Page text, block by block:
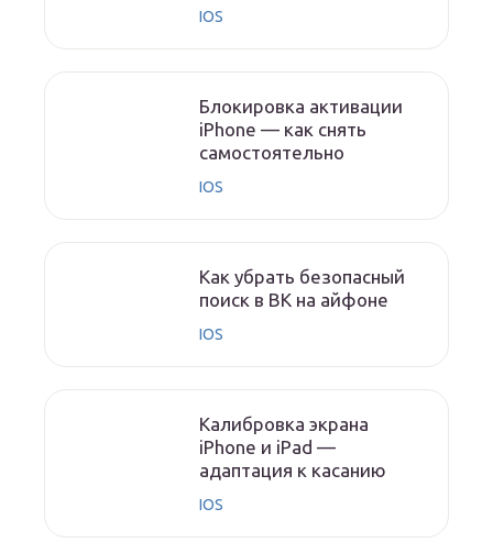
IOS
Блокировка активации
iPhone — как снять
самостоятельно
IOS
Как убрать безопасный
поиск в ВК на айфоне
IOS
Калибровка экрана
iPhone и iPad —
адаптация к касанию
IOS